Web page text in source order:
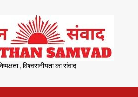
, विश्वसनीयता का संवाद